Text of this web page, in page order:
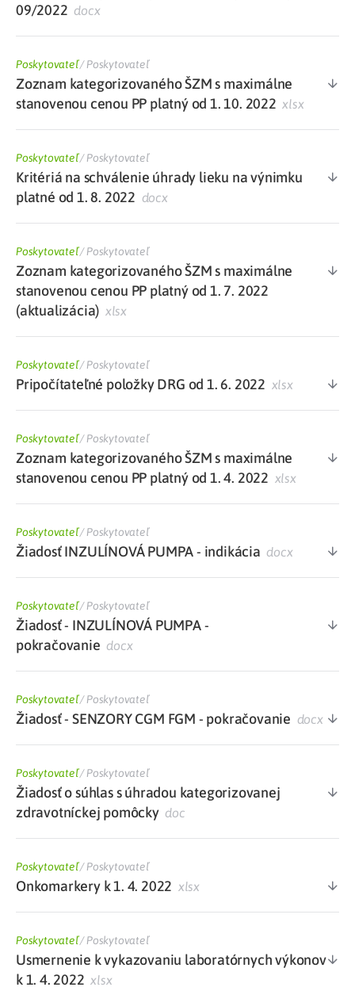
09/2022 docx
Poskytovateľ/Poskytovateľ
Zoznam kategorizovaného ŠZM s maximálne
stanovenou cenou PP platný od 1. 10. 2022 xlsx
Poskytovateľ/Poskytovateľ
Kritériá na schválenie úhrady lieku na výnimku
platné od 1. 8. 2022 docx
Poskytovateľ/Poskytovateľ
Zoznam kategorizovaného ŠZM s maximálne
stanovenou cenou PP platný od 1. 7. 2022
(aktualizácia) xlsx
Poskytovateľ/Poskytovateľ
Pripočítateľné položky DRG od 1. 6. 2022 xlsx
Poskytovateľ/Poskytovateľ
Zoznam kategorizovaného ŠZM s maximálne
stanovenou cenou PP platný od 1. 4. 2022 xlsx
Poskytovateľ/Poskytovateľ
Žiadosť INZULÍNOVÁ PUMPA - indikácia docx
Poskytovateľ/Poskytovateľ
Žiadosť - INZULÍNOVÁ PUMPA -
pokračovanie docx
Poskytovateľ/Poskytovateľ
Žiadosť - SENZORY CGM FGM - pokračovanie docx
Poskytovateľ/Poskytovateľ
Žiadosť o súhlas s úhradou kategorizovanej
zdravotníckej pomôckydoc
Poskytovateľ/Poskytovateľ
Onkomarkery k 1. 4. 2022 xlsx
Poskytovateľ/Poskytovateľ
Usmernenie k vykazovaniu laboratórnych výkonov
k 1. 4. 2022 xlsx